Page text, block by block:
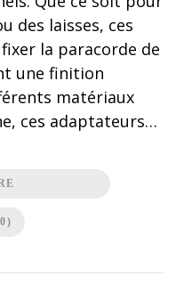
des laisses, ces
la paracorde de
une finition
matériaux
ces adaptateurs…